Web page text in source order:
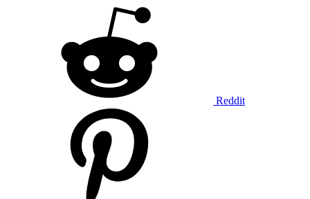
Reddit